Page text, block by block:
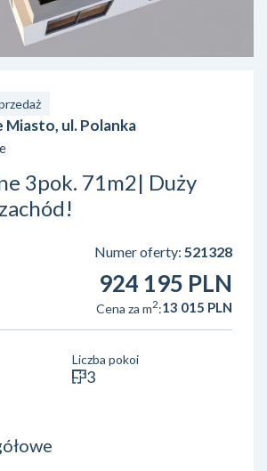
Miasto, ul. Polanka
3pok. 71m2| Duży
Numer oferty: 521328
924 195 PLN
Cena za m2:13 015 PLN
Liczba pokoi
3